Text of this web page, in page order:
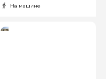
На машине